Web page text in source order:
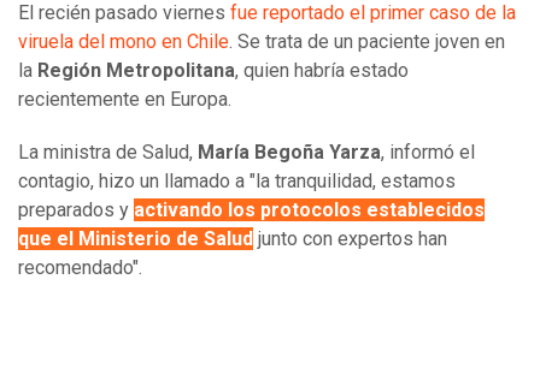
El recién pasado viernes fue reportado el primer caso de la
viruela del mono en Chile. Se trata de un paciente joven en
la Región Metropolitana, quien habría estado
recientemente en Europa.
La ministra de Salud, María Begoña Yarza, informó el
contagio, hizo un llamado a "la tranquilidad, estamos
preparados y activando los protocolos establecidos
que el Ministerio de Salud junto con expertos han
recomendado".